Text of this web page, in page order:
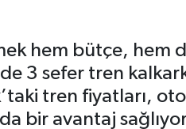
hem bütçe, hem
3 sefer tren
tren fiyatları,
bir avantaj